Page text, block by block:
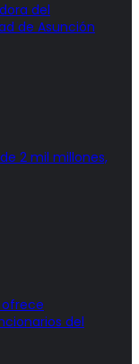
del
de Asunción
2 mil millones,
ofrece
del